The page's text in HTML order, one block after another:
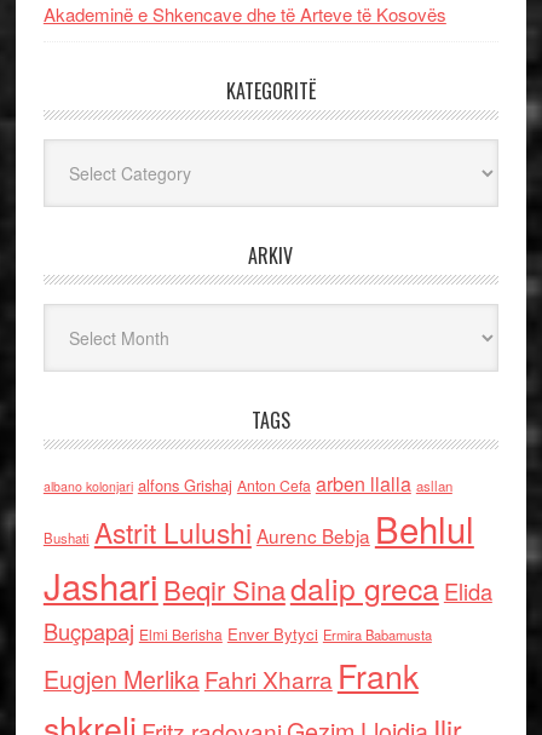
Akademinë e Shkencave dhe të Arteve të Kosovës
KATEGORITË
ARKIV
TAGS
albano kolonjari alfons Grishaj Anton Cefa arben llalla asllan
Bushati Astrit Lulushi Aurenc Bebja Behlul
Jashari Beqir Sinadalip grecaElida
Buçpapaj Elmi Berisha Enver Bytyci Ermira Babamusta
Eugjen MerlikaFahri Xharra Frank